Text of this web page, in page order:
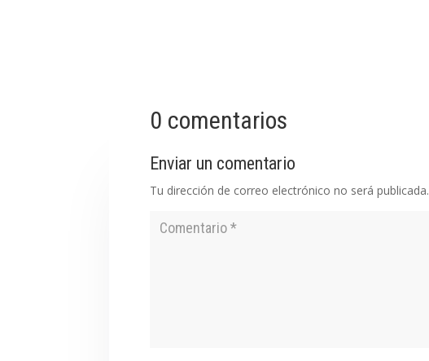
0 comentarios
Enviar un comentario
Tu dirección de correo electrónico no será publicada.